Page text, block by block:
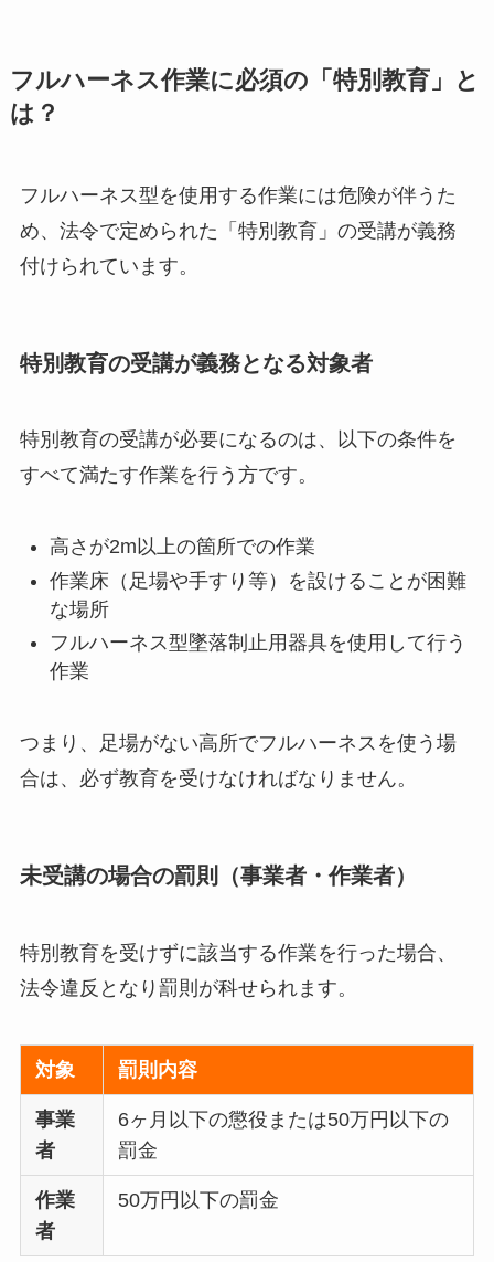
フルハーネス作業に必須の「特別教育」と
は？
フルハーネス型を使用する作業には危険が伴うた
め、法令で定められた「特別教育」の受講が義務
付けられています。
特別教育の受講が義務となる対象者
特別教育の受講が必要になるのは、以下の条件を
すべて満たす作業を行う方です。
高さが2m以上の箇所での作業
作業床（足場や手すり等）を設けることが困難
な場所
フルハーネス型墜落制止用器具を使用して行う
作業
つまり、足場がない高所でフルハーネスを使う場
合は、必ず教育を受けなければなりません。
未受講の場合の罰則（事業者・作業者）
特別教育を受けずに該当する作業を行った場合、
法令違反となり罰則が科せられます。
対象 罰則内容
事業
者
6ヶ月以下の懲役または50万円以下の
罰金
作業
者
50万円以下の罰金